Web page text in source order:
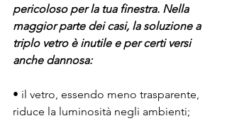
pericoloso per la tua finestra. Nella
maggior parte dei casi, la soluzione a
triplo vetro è inutile e per certi versi
anche dannosa:
• il vetro, essendo meno trasparente,
riduce la luminosità negli ambienti;